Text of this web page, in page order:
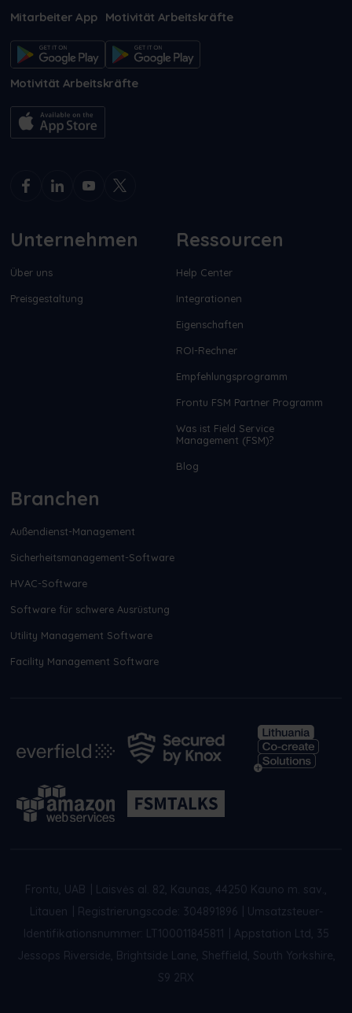
Mitarbeiter App Motivität Arbeitskräfte
Motivität Arbeitskräfte
Unternehmen
Über uns
Preisgestaltung
Ressourcen
Help Center
Integrationen
Eigenschaften
ROI-Rechner
Empfehlungsprogramm
Frontu FSM Partner Programm
Was ist Field Service
Management (FSM)?
Blog
Branchen
Außendienst-Management
Sicherheitsmanagement-Software
HVAC-Software
Software für schwere Ausrüstung
Utility Management Software
Facility Management Software
Frontu, UAB
Laisvės al. 82, Kaunas, 44250 Kauno m. sav.,
Litauen
Registrierungscode: 304891896
Umsatzsteuer-
Identifikationsnummer: LT100011845811
Appstation Ltd, 35
Jessops Riverside, Brightside Lane, Sheffield, South Yorkshire,
S9 2RX